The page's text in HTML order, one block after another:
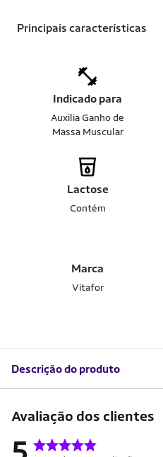
Principais características
Indicado para
Auxilia Ganho de
Massa Muscular
Lactose
Contém
Marca
Vitafor
Descrição do produto
Avaliação dos clientes